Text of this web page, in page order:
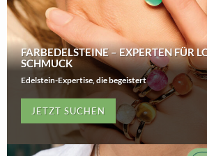
FARBEDELSTEINE – EXPERTEN FÜR
SCHMUCK
Edelstein-Expertise, die begeistert
JETZT SUCHEN